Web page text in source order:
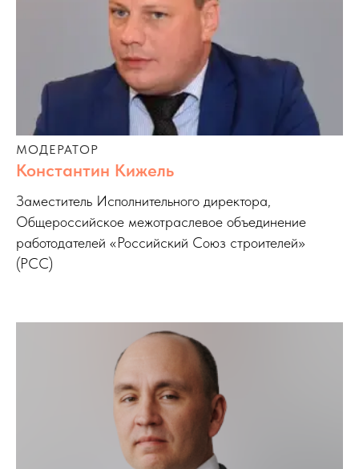
МОДЕРАТОР
Константин Кижель
Заместитель Исполнительного директора,
Общероссийское межотраслевое объединение
работодателей «Российский Союз строителей»
(РСС)